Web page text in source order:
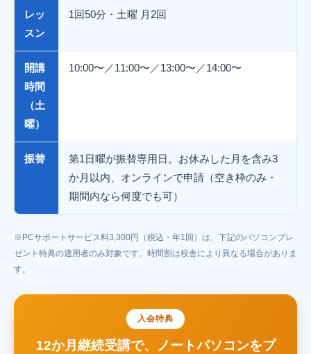
レッ
スン
1回50分・土曜 月2回
開講
時間
（土
曜）
10:00〜／11:00〜／13:00〜／14:00〜
振替
第1日曜が振替専用日。お休みした月を含み3
か月以内、オンラインで申請（空き枠のみ・
期間内なら何度でも可）
※PCサポートサービス料3,300円（税込・年1回）は、下記のパソコンプレ
ゼント特典の適用者のみ対象です。時間割は校舎により異なる場合がありま
す。
入会特典
12か月継続受講で、ノートパソコンをプ